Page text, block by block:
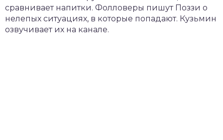
сравнивает напитки. Фолловеры пишут Поззи о
нелепых ситуациях, в которые попадают. Кузьмин
озвучивает их на канале.